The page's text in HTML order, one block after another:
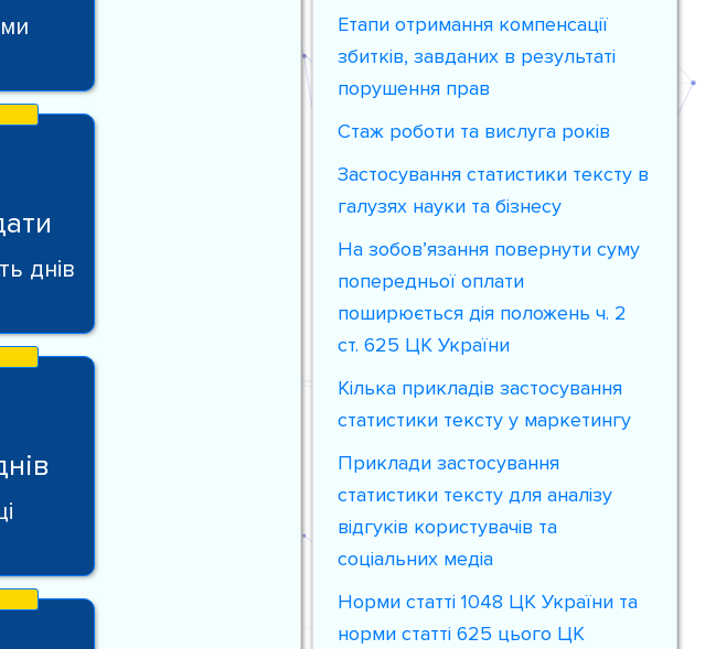
днів
Етапи отримання компенсації
збитків, завданих в результаті
порушення прав
Стаж роботи та вислуга років
Застосування статистики тексту в
галузях науки та бізнесу
На зобов’язання повернути суму
попередньої оплати
поширюється дія положень ч. 2
ст. 625 ЦК України
Кілька прикладів застосування
статистики тексту у маркетингу
Приклади застосування
статистики тексту для аналізу
відгуків користувачів та
соціальних медіа
Норми статті 1048 ЦК України та
норми статті 625 цього ЦК